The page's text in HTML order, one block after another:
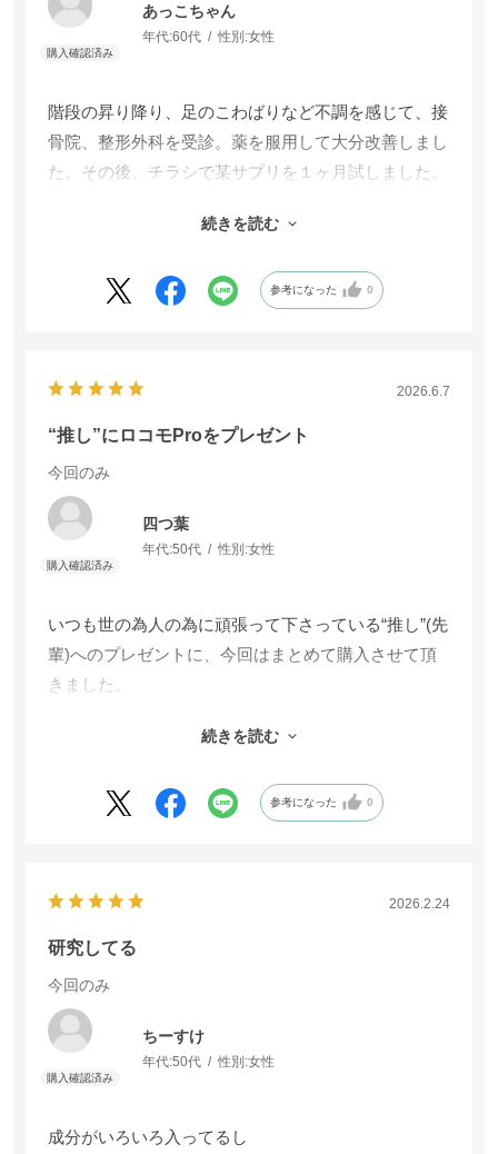
あっこちゃん
年代:60代 性別:女性
階段の昇り降り、足のこわばりなど不調を感じて、接
骨院、整形外科を受診。薬を服用して大分改善しまし
た。その後、チラシで某サプリを１ヶ月試しました。
トがあると知り、試してみることにしました。飲みや
続きを読む
参考になった 0
2026.6.7
“推し”にロコモProをプレゼント
今回のみ
四つ葉
年代:50代 性別:女性
いつも世の為人の為に頑張って下さっている“推し”(先
輩)へのプレゼントに、今回はまとめて購入させて頂
きました。
痛み止めから解放され、毎日元気に農業が出来ていま
で、お試しでプレゼントです。
続きを読む
参考になった 0
2026.2.24
研究してる
今回のみ
ちーすけ
年代:50代 性別:女性
成分がいろいろ入ってるし